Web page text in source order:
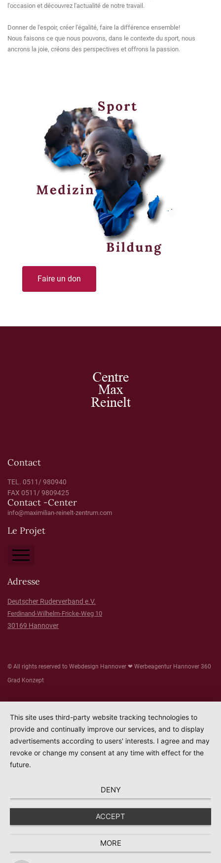
l'occasion et découvrez l'actualité de notre travail.
Donner de l'espoir, créer l'égalité, faire la différence ensemble!
Nous faisons ce que nous pouvons, dans le contexte du sport, nous
ancrons la joie, créons des perspectives et offrons la passion.
Faire un don
Contact
TEL. 0511/ 980940
FAX 0511/ 9809425
Contact -Center
info@maximilian-reinelt-zentrum.com
Le Projet
À propos de nous
Impression
Politique de confidentialité
Adresse
Deutscher Ruderverband e.V.
Ferdinand-Wilhelm-Fricke-Weg 10
30169 Hannover
© All rights reserved to Webdesign Hannover ❤ Werbeagentur Hannover 360
Grad Konzept
This site uses third-party website tracking technologies to
provide and continually improve our services, and to display
advertisements according to users' interests. I agree and may
revoke or change my consent at any time with effect for the
future.
DENY
ACCEPT
MORE